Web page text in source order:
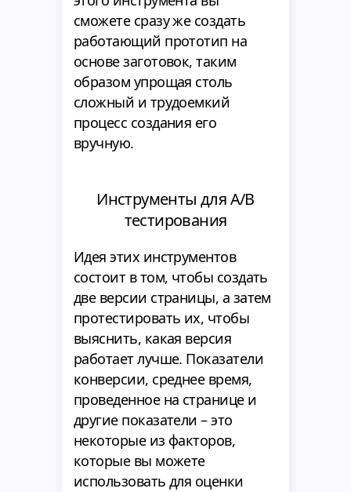
сможете сразу же создать
работающий прототип на
основе заготовок, таким
образом упрощая столь
сложный и трудоемкий
процесс создания его
вручную.
Инструменты для A/B
тестирования
Идея этих инструментов
состоит в том, чтобы создать
две версии страницы, а затем
протестировать их, чтобы
выяснить, какая версия
работает лучше. Показатели
конверсии, среднее время,
проведенное на странице и
другие показатели – это
некоторые из факторов,
которые вы можете
использовать для оценки